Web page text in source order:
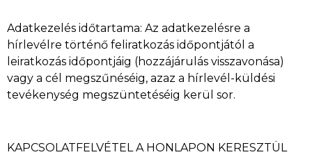
Adatkezelés időtartama: Az adatkezelésre a
hírlevélre történő feliratkozás időpontjától a
leiratkozás időpontjáig (hozzájárulás visszavonása)
vagy a cél megszűnéséig, azaz a hírlevél-küldési
tevékenység megszüntetéséig kerül sor.
KAPCSOLATFELVÉTEL A HONLAPON KERESZTÜL